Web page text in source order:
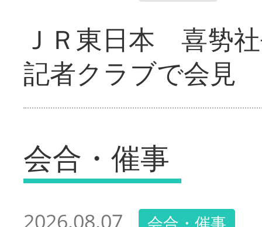
ＪＲ東日本 喜㔟
記者クラブで会見
会合・催事
2026.08.07 会合・催事